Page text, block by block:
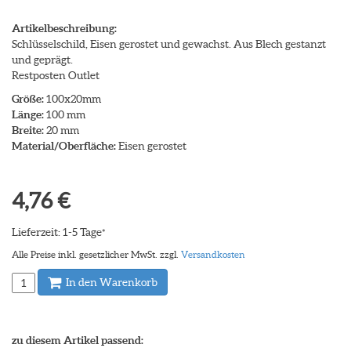
Artikelbeschreibung:
Schlüsselschild, Eisen gerostet und gewachst. Aus Blech gestanzt
und geprägt.
Restposten Outlet
Größe:100x20mm
Länge:100 mm
Breite:20 mm
Material/Oberfläche:Eisen gerostet
4,76 €
Lieferzeit: 1-5 Tage*
Alle Preise inkl. gesetzlicher MwSt. zzgl. Versandkosten
In den Warenkorb
zu diesem Artikel passend: